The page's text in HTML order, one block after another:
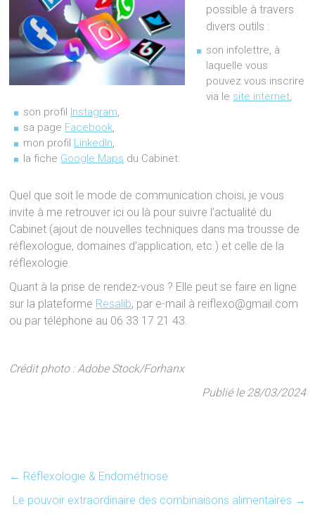
possible à travers
divers outils :
son infolettre, à
laquelle vous
pouvez vous inscrire
via le site internet,
son profil Instagram,
sa page Facebook,
mon profil LinkedIn,
la fiche Google Maps du Cabinet.
Quel que soit le mode de communication choisi, je vous
invite à me retrouver ici ou là pour suivre l’actualité du
Cabinet (ajout de nouvelles techniques dans ma trousse de
réflexologue, domaines d’application, etc.) et celle de la
réflexologie.
Quant à la prise de rendez-vous ? Elle peut se faire en ligne
sur la plateforme Resalib, par e-mail à reiflexo@gmail.com
ou par téléphone au 06 33 17 21 43.
Crédit photo : Adobe Stock/Forhanx
Publié le 28/03/2024
← Réflexologie & Endométriose
Le pouvoir extraordinaire des combinaisons alimentaires →